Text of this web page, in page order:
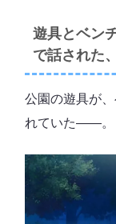
遊具とベン
で話された
公園の遊具が
れていた――。